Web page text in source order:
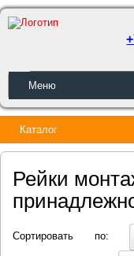
ОБРАТНЫЙ ЗВОНОК
Меню
Каталог
Рейки
Сортировать по: